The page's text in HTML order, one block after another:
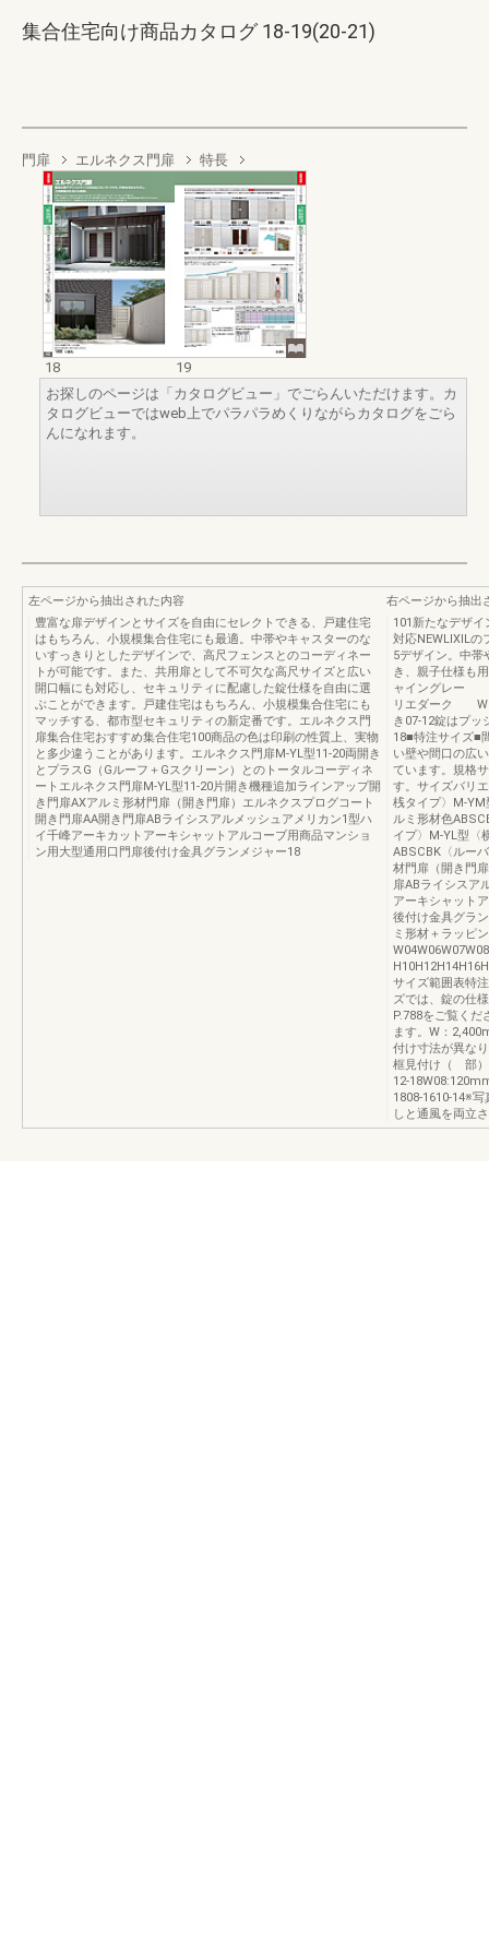
集合住宅向け商品カタログ 18-19(20-21)
門扉 エルネクス門扉 特長
18
19
お探しのページは「カタログビュー」でごらんいただけます。カ
タログビューではweb上でパラパラめくりながらカタログをごら
んになれます。
左ページから抽出された内容
豊富な扉デザインとサイズを自由にセレクトできる、戸建住宅
はもちろん、小規模集合住宅にも最適。中帯やキャスターのな
いすっきりとしたデザインで、高尺フェンスとのコーディネー
トが可能です。また、共用扉として不可欠な高尺サイズと広い
開口幅にも対応し、セキュリティに配慮した錠仕様を自由に選
ぶことができます。戸建住宅はもちろん、小規模集合住宅にも
マッチする、都市型セキュリティの新定番です。エルネクス門
扉集合住宅おすすめ集合住宅100商品の色は印刷の性質上、実物
と多少違うことがあります。エルネクス門扉M-YL型11-20両開き
とプラスG（Gルーフ＋Gスクリーン）とのトータルコーディネ
ートエルネクス門扉M-YL型11-20片開き機種追加ラインアップ開
き門扉AXアルミ形材門扉（開き門扉）エルネクスプログコート
開き門扉AA開き門扉ABライシスアルメッシュアメリカン1型ハ
イ千峰アーキカットアーキシャットアルコーブ用商品マンショ
ン用大型通用口門扉後付け金具グランメジャー18
右ページから抽出
101新たなデザ
対応NEWLIXILの
5デザイン。中帯
き、親子仕様も
ャイングレー
リエダーク WP
き07-12錠はプッ
18■特注サイズ■
い壁や間口の広
ています。規格
す。サイズバリ
桟タイプ〉M-
ルミ形材色
イプ〉M-YL型〈
ABSCBK〈ルー
材門扉（開き門
扉ABライシスア
アーキシャット
後付け金具グラ
ミ形材＋ラッピ
サイズ範囲表特
ズでは、錠の仕
P.788をご覧くだ
ます。W：
付け寸法が異な
框見付け（ 部）
12-
1808-1610-14※
しと通風を両立